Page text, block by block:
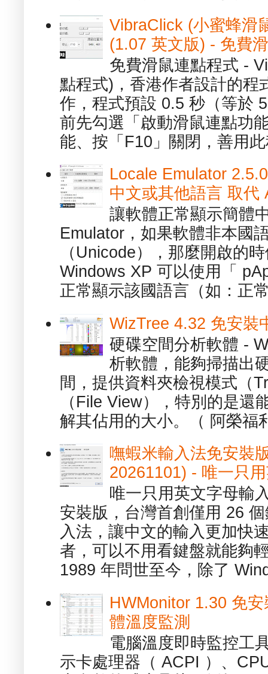
VibraClick (小蜜蜂滑
(1.07 英文版) - 免費
免費滑鼠連點程式 -
點程式)，香港作者設計的程
作，程式預設 0.5 秒（等於
前先勾選「啟動滑鼠連點功
能、按「F10」關閉，善用
Locale Emulator
中文或其他語言 取代
讓軟體正常顯示簡體
Emulator，如果軟體非本國
（Unicode），那麼開啟的
Windows XP 可以使用「
正常顯示該國語言（如：正
WizTree 4.32 免安裝
硬碟空間分析軟體 -
析軟體，能夠掃描出
間，提供資料夾檢視模式（
（File View），特別的是還
解其佔用的大小。（ 阿榮福
嘸蝦米輸入法免安裝
20261101) - 唯一只
唯一只用英文字母輸
安裝版，台灣首創僅用 26
入法，讓中文的輸入更加快
者，可以不用看鍵盤就能夠
1989 年問世至今，除了
HWMonitor 1.30 免
體溫度監測
電腦溫度即時監控工
示卡處理器（ ACPI ）、